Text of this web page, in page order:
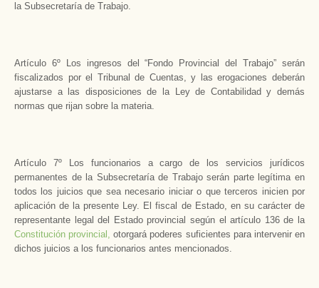
la Subsecretaría de Trabajo.
Artículo 6º Los ingresos del “Fondo Provincial del Trabajo” serán
fiscalizados por el Tribunal de Cuentas, y las erogaciones deberán
ajustarse a las disposiciones de la Ley de Contabilidad y demás
normas que rijan sobre la materia.
Artículo 7º Los funcionarios a cargo de los servicios jurídicos
permanentes de la Subsecretaría de Trabajo serán parte legítima en
todos los juicios que sea necesario iniciar o que terceros inicien por
aplicación de la presente Ley. El fiscal de Estado, en su carácter de
representante legal del Estado provincial según el artículo 136 de la
Constitución provincial, otorgará poderes suficientes para intervenir en
dichos juicios a los funcionarios antes mencionados.